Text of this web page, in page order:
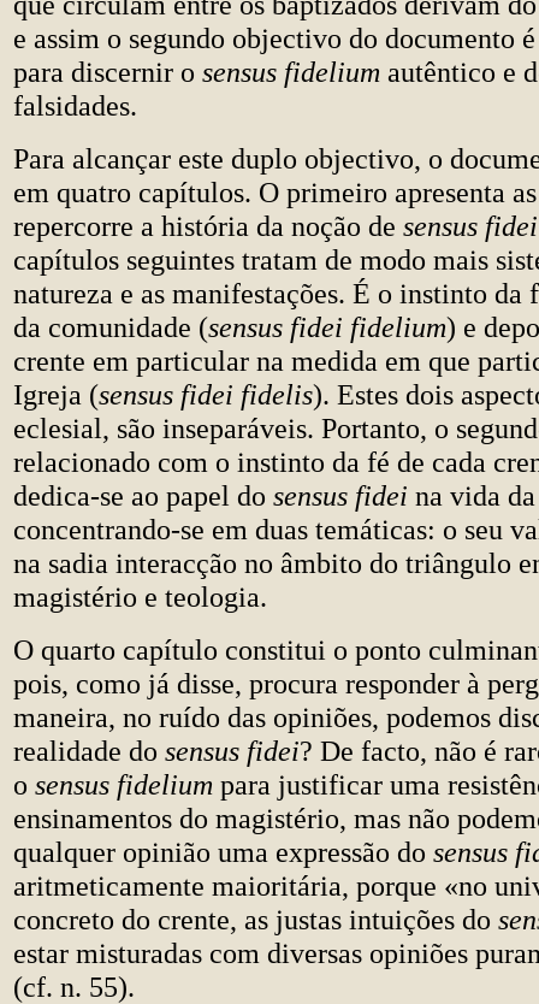
e assim o segundo objectivo do documento
para discernir o sensus fidelium autêntico e
falsidades.
Para alcançar este duplo objectivo, o
em quatro capítulos. O primeiro apresenta
repercorre a história da noção de sensus fidei
capítulos seguintes tratam de modo mais
natureza e as manifestações. É o instinto da
da comunidade (sensus fidei fidelium) e
crente em particular na medida em que
Igreja (sensus fidei fidelis). Estes dois
eclesial, são inseparáveis. Portanto, o
relacionado com o instinto da fé de cada
dedica-se ao papel do sensus fidei na vida
concentrando-se em duas temáticas: o seu
na sadia interacção no âmbito do triângulo
magistério e teologia.
O quarto capítulo constitui o ponto
pois, como já disse, procura responder à
maneira, no ruído das opiniões, podemos
realidade do sensus fidei? De facto, não é
o sensus fidelium para justificar uma
ensinamentos do magistério, mas não
qualquer opinião uma expressão do sensus
aritmeticamente maioritária, porque «no
concreto do crente, as justas intuições do
estar misturadas com diversas opiniões
(cf. n. 55).